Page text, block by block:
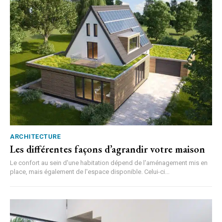
ARCHITECTURE
Les différentes façons d’agrandir votre maison
Le confort au sein d'une habitation dépend de l'aménagement mis en
place, mais également de l'espace disponible. Celui-ci...